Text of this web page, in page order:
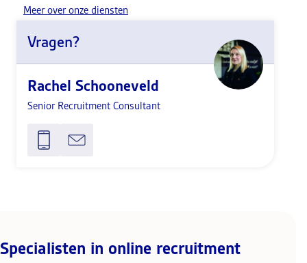
Meer over onze diensten
Vragen?
Rachel Schooneveld
Senior Recruitment Consultant
Specialisten in online recruitment